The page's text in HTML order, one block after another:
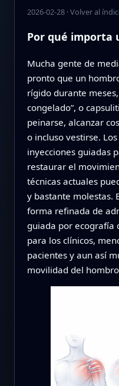
2026-02-28·Volver al
Por qué importa
Mucha gente de
pronto que un
rígido durante
congelado”, o
peinarse, alcanzar
o incluso vestirse.
inyecciones guiadas
restaurar el
técnicas actuales
y bastante molestas.
forma refinada de
guiada por ecografía
para los clínicos,
pacientes y aun así
movilidad del